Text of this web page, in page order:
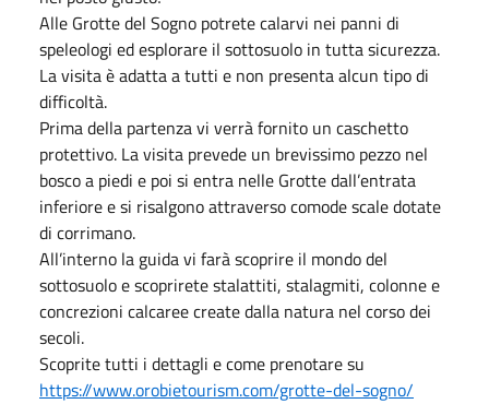
Alle Grotte del Sogno potrete calarvi nei panni di
speleologi ed esplorare il sottosuolo in tutta sicurezza.
La visita è adatta a tutti e non presenta alcun tipo di
difficoltà.
Prima della partenza vi verrà fornito un caschetto
protettivo. La visita prevede un brevissimo pezzo nel
bosco a piedi e poi si entra nelle Grotte dall’entrata
inferiore e si risalgono attraverso comode scale dotate
di corrimano.
All’interno la guida vi farà scoprire il mondo del
sottosuolo e scoprirete stalattiti, stalagmiti, colonne e
concrezioni calcaree create dalla natura nel corso dei
secoli.
Scoprite tutti i dettagli e come prenotare su
https://www.orobietourism.com/grotte-del-sogno/